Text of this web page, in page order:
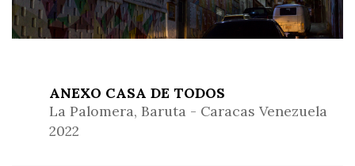
ANEXO CASA DE TODOS
La Palomera, Baruta - Caracas Venezuela
2022